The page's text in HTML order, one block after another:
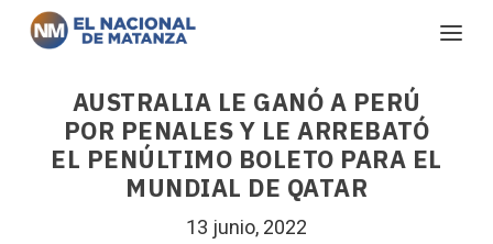
AUSTRALIA LE GANÓ A PERÚ
POR PENALES Y LE ARREBATÓ
EL PENÚLTIMO BOLETO PARA EL
MUNDIAL DE QATAR
13 junio, 2022